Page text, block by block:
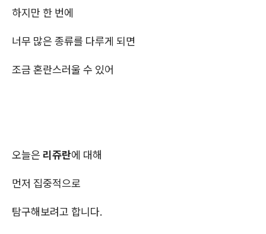
하지만 한 번에
너무 많은 종류를 다루게 되면
조금 혼란스러울 수 있어
오늘은 리쥬란에 대해
먼저 집중적으로
탐구해보려고 합니다.